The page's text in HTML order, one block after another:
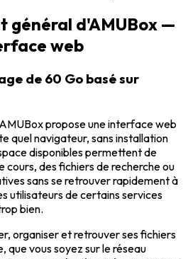
général d'AMUBox —
web
de 60 Go basé sur
propose une interface web
quel navigateur, sans installation
disponibles permettent de
cours, des fichiers de recherche ou
sans se retrouver rapidement à
utilisateurs de certains services
bien.
organiser et retrouver ses fichiers
que vous soyez sur le réseau